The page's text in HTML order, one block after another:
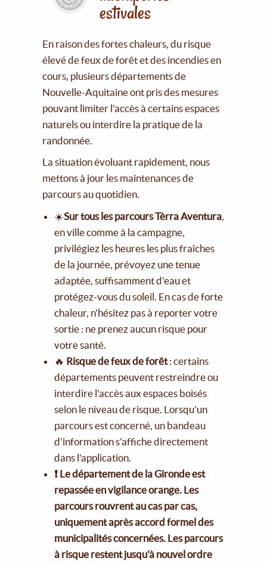
estivales
En raison des fortes chaleurs, du risque
élevé de feux de forêt et des incendies en
cours, plusieurs départements de
Nouvelle-Aquitaine ont pris des mesures
pouvant limiter l'accès à certains espaces
naturels ou interdire la pratique de la
randonnée.
La situation évoluant rapidement, nous
mettons à jour les maintenances de
parcours au quotidien.
☀️Sur tous les parcours Tèrra Aventura,
en ville comme à la campagne,
privilégiez les heures les plus fraîches
de la journée, prévoyez une tenue
adaptée, suffisamment d'eau et
protégez-vous du soleil. En cas de forte
chaleur, n'hésitez pas à reporter votre
sortie : ne prenez aucun risque pour
votre santé.
🔥 Risque de feux de forêt: certains
départements peuvent restreindre ou
interdire l'accès aux espaces boisés
selon le niveau de risque. Lorsqu'un
parcours est concerné, un bandeau
d'information s'affiche directement
dans l'application.
❗ Le département de la Gironde est
repassée en vigilance orange. Les
parcours rouvrent au cas par cas,
uniquement après accord formel des
municipalités concernées. Les parcours
à risque restent jusqu'à nouvel ordre